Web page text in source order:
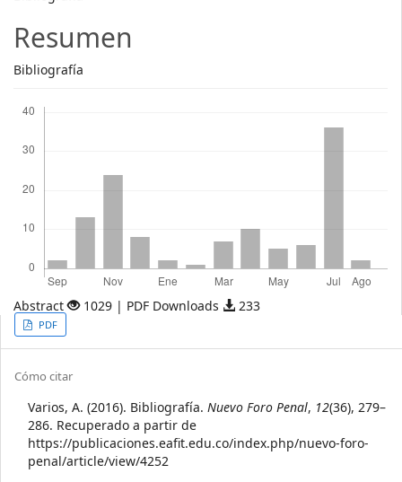
Resumen
Bibliografía
Abstract 1029 | PDF Downloads 233
Article
Sidebar
PDF
Article
Details
Cómo citar
Varios, A. (2016). Bibliografía. Nuevo Foro Penal, 12(36), 279–
286. Recuperado a partir de
https://publicaciones.eafit.edu.co/index.php/nuevo-foro-
penal/article/view/4252